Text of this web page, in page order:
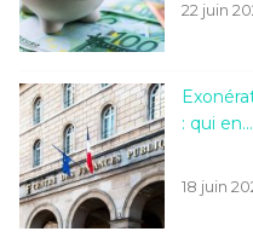
22 juin
: qui en…
18 juin